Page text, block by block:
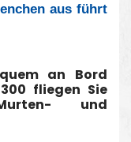
aus führt
an Bord
fliegen Sie
und